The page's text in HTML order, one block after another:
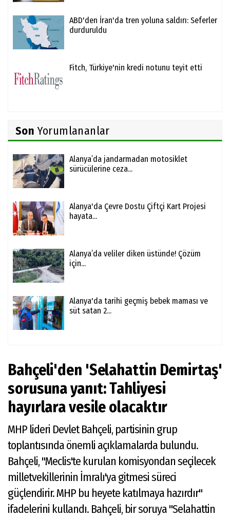
ABD'den İran'da tren yoluna saldırı: Seferler
durduruldu
Fitch, Türkiye'nin kredi notunu teyit etti
Son Yorumlananlar
Alanya’da jandarmadan motosiklet
sürücülerine ceza...
Alanya'da Çevre Dostu Çiftçi Kart Projesi
hayata...
Alanya’da veliler diken üstünde! Çözüm
için...
Alanya'da tarihi geçmiş bebek maması ve
süt satan 2...
Bahçeli'den 'Selahattin Demirtaş'
sorusuna yanıt: Tahliyesi
hayırlara vesile olacaktır
MHP lideri Devlet Bahçeli, partisinin grup
toplantısında önemli açıklamalarda bulundu.
Bahçeli, "Meclis'te kurulan komisyondan seçilecek
milletvekillerinin İmralı'ya gitmesi süreci
güçlendirir. MHP bu heyete katılmaya hazırdır"
ifadelerini kullandı. Bahçeli, bir soruya "Selahattin